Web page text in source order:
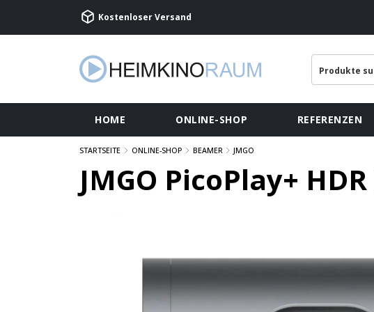
Kostenloser Versand
HOME ONLINE-SHOP REFERENZEN
STARTSEITE ONLINE-SHOP BEAMER JMGO
JMGO PicoPlay+